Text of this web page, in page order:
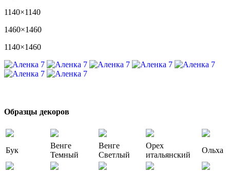
1140×1140
1460×1460
1140×1460
Образцы декоров
Бук
Венге
Темный
Венге
Светлый
Орех
итальянский
Ольха